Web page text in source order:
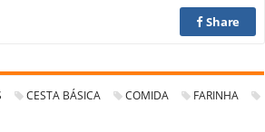
Share
CESTA BÁSICA COMIDA
FARINHA